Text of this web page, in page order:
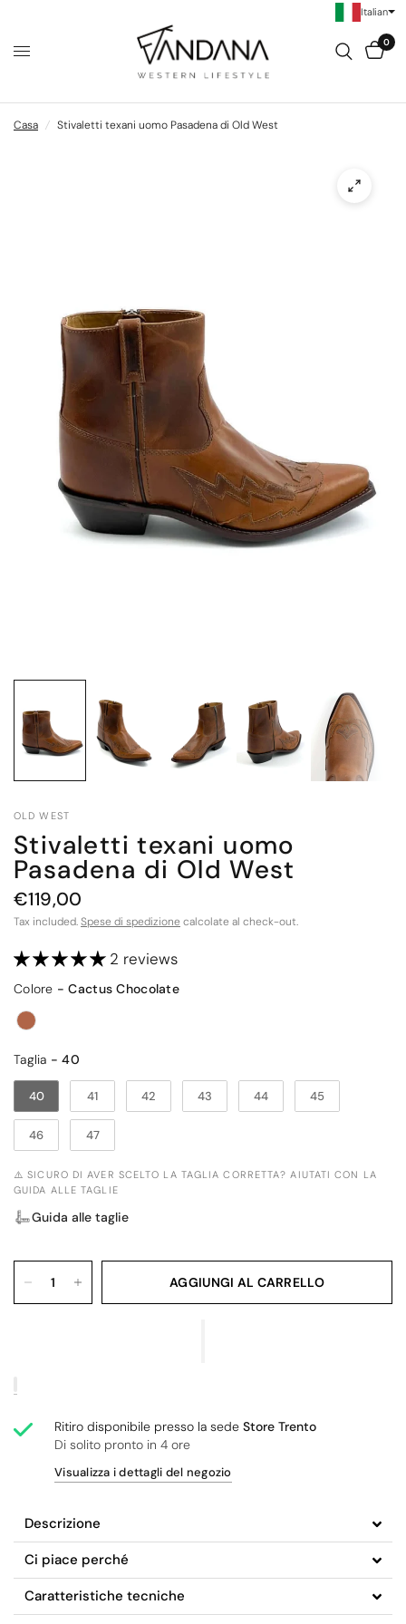
0
Casa / Stivaletti texani uomo Pasadena di Old West
OLD WEST
Stivaletti texani uomo
Pasadena di Old West
€119,00
Tax included.Spese di spedizione calcolate al check-out.
2 reviews
Colore
Colore - Cactus Chocolate
Taglia - 40
40 41 42 43 44 45
46 47
⚠️ SICURO DI AVER SCELTO LA TAGLIA CORRETTA? AIUTATI CON LA
GUIDA ALLE TAGLIE
Guida alle taglie
AGGIUNGI AL CARRELLO
Ritiro disponibile presso la sedeStore Trento
Di solito pronto in 4 ore
Visualizza i dettagli del negozio
Descrizione
Ci piace perché
Caratteristiche tecniche
Italian